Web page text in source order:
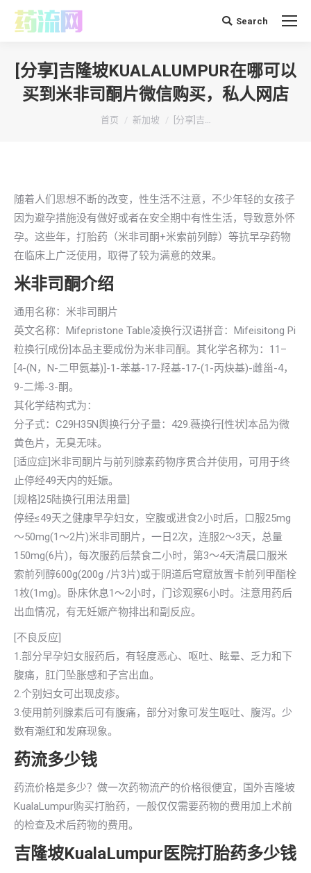
搜 Search
[分享]吉隆坡KUALALUMPUR在哪可以
买到米非司酮片微信购买，私人网店
你在这里：
首页 新加坡 [分享]吉…
随着人们思想不断的改变，性生活不注意，不少年轻的女孩子
因为避孕措施没有做好或者在安全期中有性生活，导致意外怀
孕。这些年，打胎药（米非司酮+米索前列醇）等抗早孕药物
在临床上广泛使用，取得了较为满意的效果。
米非司酮介绍
通用名称：米非司酮片
英文名称：Mifepristone Table凌换行汉语拼音：Mifeisitong Pi
粒换行[成份]本品主要成份为米非司酮。其化学名称为：11–
[4-(N，N-二甲氨基)]-1-苯基-17-羟基-17-(1-丙炔基)-雌甾-4，
9-二烯-3-酮。
其化学结构式为：
分子式：C29H35N舆换行分子量：429.薇换行[性状]本品为微
黄色片，无臭无味。
[适应症]米非司酮片与前列腺素药物序贯合并使用，可用于终
止停经49天内的妊娠。
[规格]25陆换行[用法用量]
停经≤49天之健康早孕妇女，空腹或进食2小时后，口服25mg
～50mg(1～2片)米非司酮片，一日2次，连服2～3天，总量
150mg(6片)，每次服药后禁食二小时，第3～4天清晨口服米
索前列醇600g(200g /片3片)或于阴道后穹窟放置卡前列甲酯栓
1枚(1mg)。卧床休息1～2小时，门诊观察6小时。注意用药后
出血情况，有无妊娠产物排出和副反应。
[不良反应]
1.部分早孕妇女服药后，有轻度恶心、呕吐、眩晕、乏力和下
腹痛，肛门坠胀感和子宫出血。
2.个别妇女可出现皮疹。
3.使用前列腺素后可有腹痛，部分对象可发生呕吐、腹泻。少
数有潮红和发麻现象。
药流多少钱
药流价格是多少？做一次药物流产的价格很便宜，国外吉隆坡
KualaLumpur购买打胎药，一般仅仅需要药物的费用加上术前
的检查及术后药物的费用。
吉隆坡KualaLumpur医院打胎药多少钱